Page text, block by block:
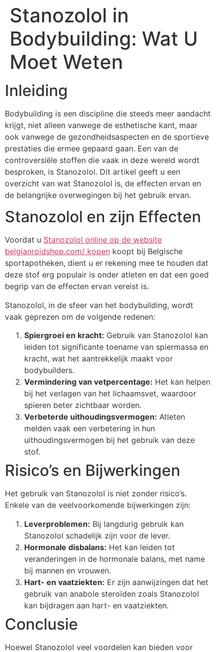
Stanozolol in
Bodybuilding: Wat U
Moet Weten
Inleiding
Bodybuilding is een discipline die steeds meer aandacht
krijgt, niet alleen vanwege de esthetische kant, maar
ook vanwege de gezondheidsaspecten en de sportieve
prestaties die ermee gepaard gaan. Een van de
controversiële stoffen die vaak in deze wereld wordt
besproken, is Stanozolol. Dit artikel geeft u een
overzicht van wat Stanozolol is, de effecten ervan en
de belangrijke overwegingen bij het gebruik ervan.
Stanozolol en zijn Effecten
Voordat u Stanozolol online op de website
belgianroidshop.com/ kopen koopt bij Belgische
sportapotheken, dient u er rekening mee te houden dat
deze stof erg populair is onder atleten en dat een goed
begrip van de effecten ervan vereist is.
Stanozolol, in de sfeer van het bodybuilding, wordt
vaak geprezen om de volgende redenen:
Spiergroei en kracht: Gebruik van Stanozolol kan
leiden tot significante toename van spiermassa en
kracht, wat het aantrekkelijk maakt voor
bodybuilders.
Vermindering van vetpercentage: Het kan helpen
bij het verlagen van het lichaamsvet, waardoor
spieren beter zichtbaar worden.
Verbeterde uithoudingsvermogen: Atleten
melden vaak een verbetering in hun
uithoudingsvermogen bij het gebruik van deze
stof.
Risico’s en Bijwerkingen
Het gebruik van Stanozolol is niet zonder risico’s.
Enkele van de veelvoorkomende bijwerkingen zijn:
Leverproblemen: Bij langdurig gebruik kan
Stanozolol schadelijk zijn voor de lever.
Hormonale disbalans: Het kan leiden tot
veranderingen in de hormonale balans, met name
bij mannen en vrouwen.
Hart- en vaatziekten: Er zijn aanwijzingen dat het
gebruik van anabole steroïden zoals Stanozolol
kan bijdragen aan hart- en vaatziekten.
Conclusie
Hoewel Stanozolol veel voordelen kan bieden voor